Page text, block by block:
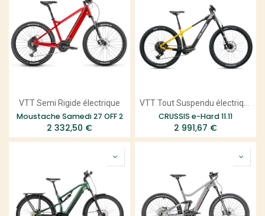
VTT Semi Rigide électrique
Moustache Samedi 27 OFF 2
2 332,50 €
CRUSSIS e-Hard 11.11
2 991,67 €